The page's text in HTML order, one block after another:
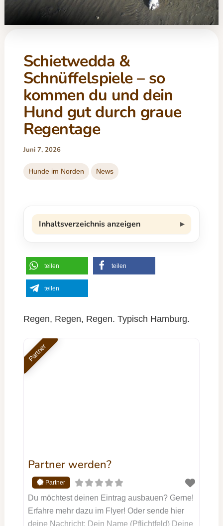
Schietwedda &
Schnüffelspiele – so
kommen du und dein
Hund gut durch graue
Regentage
Juni 7, 2026
Hunde im Norden News
Inhaltsverzeichnis anzeigen
teilen teilen
teilen
Regen, Regen, Regen. Typisch Hamburg.
Partner
Partner werden?
Du möchtest deinen Eintrag ausbauen? Gerne!
Erfahre mehr dazu im Flyer! Oder sende hier
deine Nachricht: Dein Name (Pflichtfeld) Deine